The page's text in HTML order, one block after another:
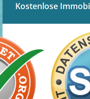
Kostenlose